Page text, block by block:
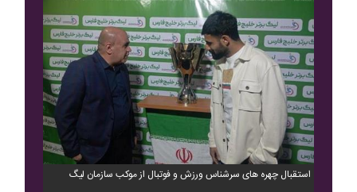
استقبال چهره های سرشناس ورزش و فوتبال از موکب سازمان لیگ